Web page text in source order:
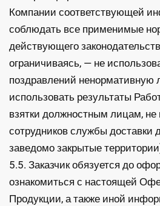
Компании соответствующей
соблюдать все применимые
действующего
ограничиваясь, — не
поздравлений ненормативную
использовать результаты
взятки должностным лицам, не
сотрудников службы доставки
заведомо закрытые
5.5. Заказчик обязуется до
ознакомиться с настоящей
Продукции, а также иной